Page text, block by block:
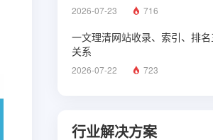
2026-07-23 716
一文理清网站收录、索引、排
关系
2026-07-22 723
行业解决方案